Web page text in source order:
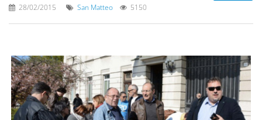
28/02/2015 San Matteo 5150